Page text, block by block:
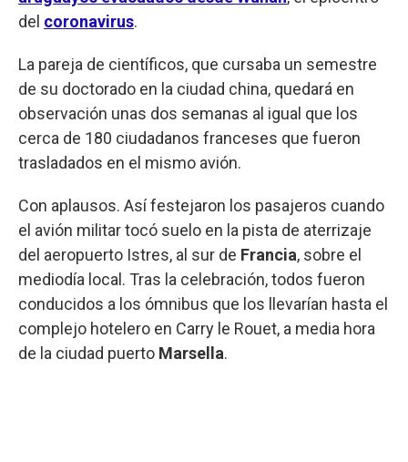
del coronavirus.
La pareja de científicos, que cursaba un semestre
de su doctorado en la ciudad china, quedará en
observación unas dos semanas al igual que los
cerca de 180 ciudadanos franceses que fueron
trasladados en el mismo avión.
Con aplausos. Así festejaron los pasajeros cuando
el avión militar tocó suelo en la pista de aterrizaje
del aeropuerto Istres, al sur de Francia, sobre el
mediodía local. Tras la celebración, todos fueron
conducidos a los ómnibus que los llevarían hasta el
complejo hotelero en Carry le Rouet, a media hora
de la ciudad puerto Marsella.